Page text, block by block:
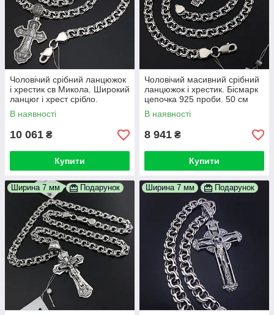
Чоловічий срібний ланцюжок
і хрестик св Микола. Широкий
ланцюг і хрест срібло.
Українізований! 50
В наявності
10 061 ₴
Купити
Чоловічий масивний срібний
ланцюжок і хрестик. Бісмарк
цепочка 925 проби. 50 см
В наявності
8 941 ₴
Купити
Ширина 7 мм Подарунок Ширина 7 мм Подарунок